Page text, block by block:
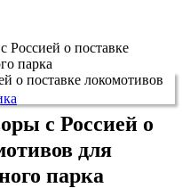
Россией о поставке
парка
с Россией о
для
парка